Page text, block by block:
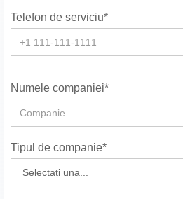
Telefon de serviciu*
Numele companiei*
Tipul de companie*